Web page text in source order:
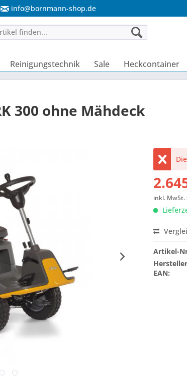
info@bornmann-shop.de
Reinigungstechnik Sale Heckcontainer
300 ohne Mähdeck
inkl. MwSt.
Artikel-
EAN: